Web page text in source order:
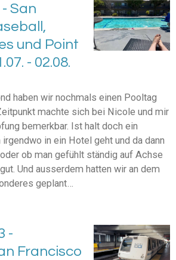
San
und Point
- 02.08.
haben wir nochmals einen Pooltag
machte sich bei Nicole und mir
bemerkbar. Ist halt doch ein
in ein Hotel geht und da dann
ob man gefühlt ständig auf Achse
Und ausserdem hatten wir an dem
geplant…
-
Francisco